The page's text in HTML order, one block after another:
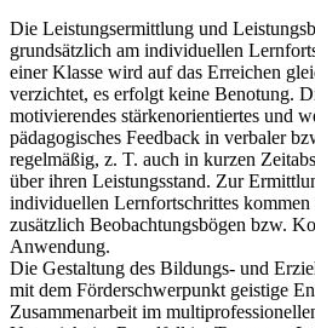
Die Leistungsermittlung und
grundsätzlich am individuellen
einer Klasse wird auf das Erreichen
verzichtet, es erfolgt keine Benotung.
motivierendes stärkenorientiertes und
pädagogisches Feedback in verbaler
regelmäßig, z. T. auch in kurzen
über ihren Leistungsstand. Zur
individuellen Lernfortschrittes kommen
zusätzlich Beobachtungsbögen bzw.
Anwendung.
Die Gestaltung des Bildungs- und
mit dem Förderschwerpunkt geistige
Zusammenarbeit im